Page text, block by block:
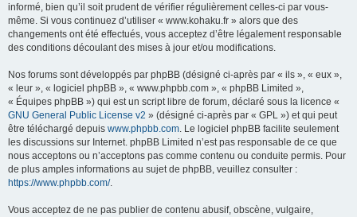
informé, bien qu’il soit prudent de vérifier régulièrement celles-ci par vous-
même. Si vous continuez d’utiliser « www.kohaku.fr » alors que des
changements ont été effectués, vous acceptez d’être légalement responsable
des conditions découlant des mises à jour et/ou modifications.
Nos forums sont développés par phpBB (désigné ci-après par « ils », « eux »,
« leur », « logiciel phpBB », « www.phpbb.com », « phpBB Limited »,
« Équipes phpBB ») qui est un script libre de forum, déclaré sous la licence «
GNU General Public License v2 » (désigné ci-après par « GPL ») et qui peut
être téléchargé depuis www.phpbb.com. Le logiciel phpBB facilite seulement
les discussions sur Internet. phpBB Limited n’est pas responsable de ce que
nous acceptons ou n’acceptons pas comme contenu ou conduite permis. Pour
de plus amples informations au sujet de phpBB, veuillez consulter :
https://www.phpbb.com/.
Vous acceptez de ne pas publier de contenu abusif, obscène, vulgaire,